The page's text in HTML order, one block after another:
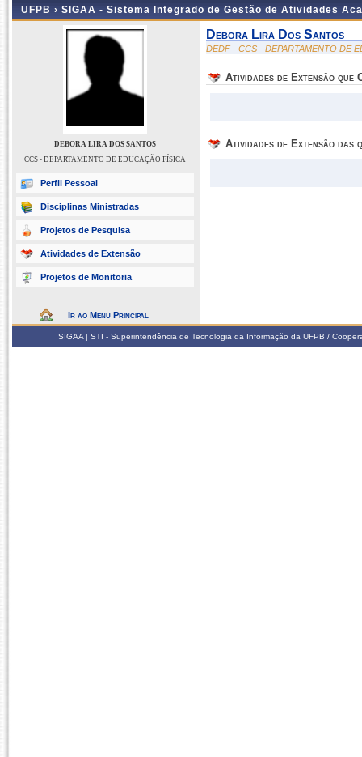
UFPB › SIGAA - Sistema Integrado de Gestão de Atividades
DEBORA LIRA DOS SANTOS
CCS - DEPARTAMENTO DE EDUCAÇÃO FÍSICA
Perfil Pessoal
Disciplinas Ministradas
Projetos de Pesquisa
Atividades de Extensão
Projetos de Monitoria
Ir ao Menu Principal
Debora Lira Dos Santos
DEDF - CCS - DEPARTAMENTO DE
Atividades de Extensão que
Atividades de Extensão das
SIGAA | STI - Superintendência de Tecnologia da Informação da UFPB /